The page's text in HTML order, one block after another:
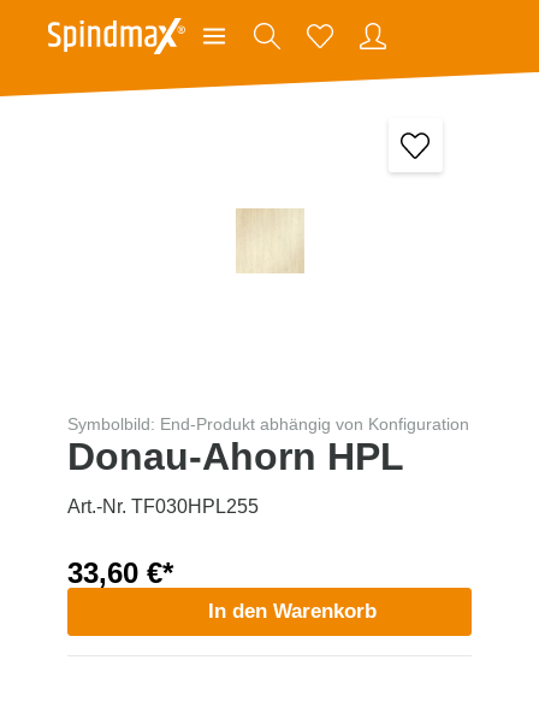
Symbolbild: End-Produkt abhängig von Konfiguration
Donau-Ahorn HPL
Art.-Nr. TF030HPL255
33,60 €*
In den Warenkorb